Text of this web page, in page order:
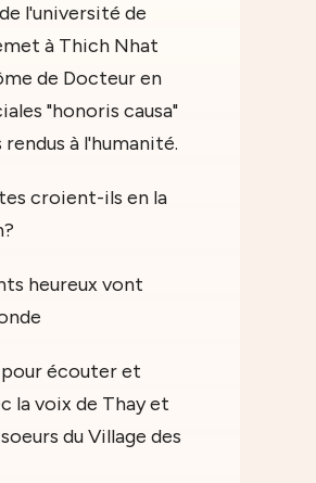
l'université de
à Thich Nhat
de Docteur en
"honoris causa"
à l'humanité.
croient-ils en la
heureux vont
écouter et
la voix de Thay et
du Village des